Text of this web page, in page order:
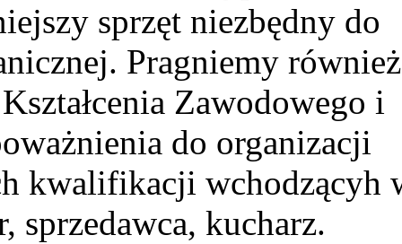
sprzęt niezbędny do
Pragniemy również
Zawodowego i
do organizacji
kwalifikacji wchodzącyh
sprzedawca, kucharz.